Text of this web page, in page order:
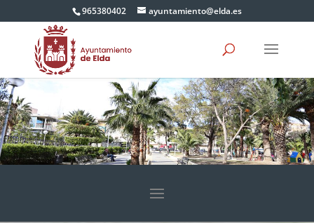
965380402 ayuntamiento@elda.es